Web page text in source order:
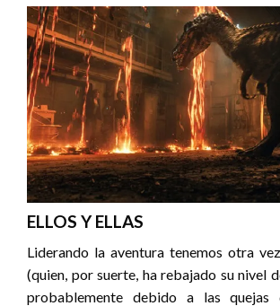
ELLOS Y ELLAS
Liderando la aventura tenemos otra
(quien, por suerte, ha rebajado su nivel
probablemente debido a las quejas